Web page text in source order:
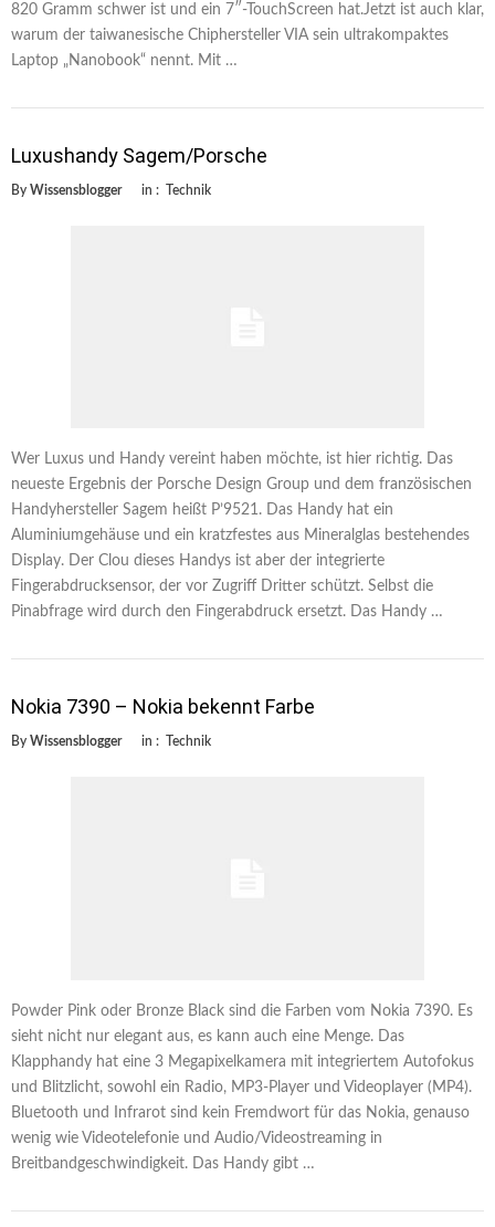
820 Gramm schwer ist und ein 7″-TouchScreen hat.Jetzt ist auch klar,
warum der taiwanesische Chiphersteller VIA sein ultrakompaktes
Laptop „Nanobook“ nennt. Mit …
Luxushandy Sagem/Porsche
By Wissensblogger in : Technik
Wer Luxus und Handy vereint haben möchte, ist hier richtig. Das
neueste Ergebnis der Porsche Design Group und dem französischen
Handyhersteller Sagem heißt P’9521. Das Handy hat ein
Aluminiumgehäuse und ein kratzfestes aus Mineralglas bestehendes
Display. Der Clou dieses Handys ist aber der integrierte
Fingerabdrucksensor, der vor Zugriff Dritter schützt. Selbst die
Pinabfrage wird durch den Fingerabdruck ersetzt. Das Handy …
Nokia 7390 – Nokia bekennt Farbe
By Wissensblogger in : Technik
Powder Pink oder Bronze Black sind die Farben vom Nokia 7390. Es
sieht nicht nur elegant aus, es kann auch eine Menge. Das
Klapphandy hat eine 3 Megapixelkamera mit integriertem Autofokus
und Blitzlicht, sowohl ein Radio, MP3-Player und Videoplayer (MP4).
Bluetooth und Infrarot sind kein Fremdwort für das Nokia, genauso
wenig wie Videotelefonie und Audio/Videostreaming in
Breitbandgeschwindigkeit. Das Handy gibt …